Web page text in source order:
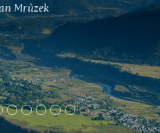
Mrůzek